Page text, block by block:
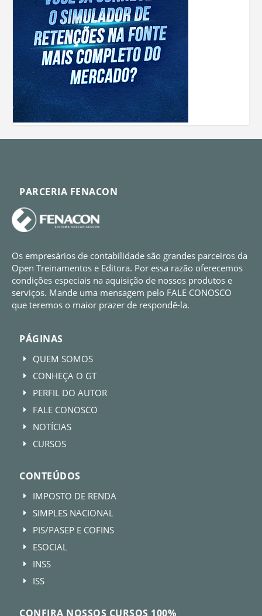
PARCERIA FENACON
Os empresários de contabilidade são grandes parceiros da
Open Treinamentos e Editora. Por essa razão oferecemos
condições especiais na aquisição de nossos produtos e
serviços. Mande uma mensagem pelo FALE CONOSCO
que teremos o maior prazer de respondê-la.
PÁGINAS
E QUEM SOMOS
E CONHEÇA O GT
E PERFIL DO AUTOR
E FALE CONOSCO
E NOTÍCIAS
E CURSOS
CONTEÚDOS
E IMPOSTO DE RENDA
E SIMPLES NACIONAL
E PIS/PASEP E COFINS
E ESOCIAL
E INSS
E ISS
CONFIRA NOSSOS CURSOS 100%